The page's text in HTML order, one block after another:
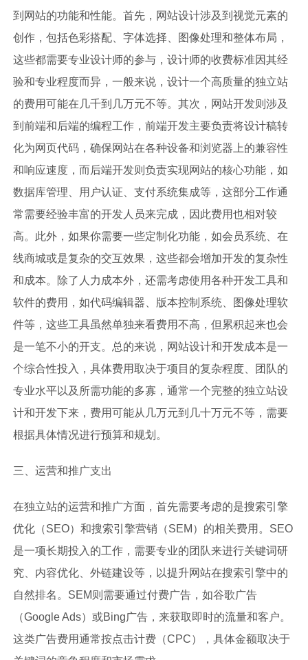
到网站的功能和性能。首先，网站设计涉及到视觉元素的
创作，包括色彩搭配、字体选择、图像处理和整体布局，
这些都需要专业设计师的参与，设计师的收费标准因其经
验和专业程度而异，一般来说，设计一个高质量的独立站
的费用可能在几千到几万元不等。其次，网站开发则涉及
到前端和后端的编程工作，前端开发主要负责将设计稿转
化为网页代码，确保网站在各种设备和浏览器上的兼容性
和响应速度，而后端开发则负责实现网站的核心功能，如
数据库管理、用户认证、支付系统集成等，这部分工作通
常需要经验丰富的开发人员来完成，因此费用也相对较
高。此外，如果你需要一些定制化功能，如会员系统、在
线商城或是复杂的交互效果，这些都会增加开发的复杂性
和成本。除了人力成本外，还需考虑使用各种开发工具和
软件的费用，如代码编辑器、版本控制系统、图像处理软
件等，这些工具虽然单独来看费用不高，但累积起来也会
是一笔不小的开支。总的来说，网站设计和开发成本是一
个综合性投入，具体费用取决于项目的复杂程度、团队的
专业水平以及所需功能的多寡，通常一个完整的独立站设
计和开发下来，费用可能从几万元到几十万元不等，需要
根据具体情况进行预算和规划。
三、运营和推广支出
在独立站的运营和推广方面，首先需要考虑的是搜索引擎
优化（SEO）和搜索引擎营销（SEM）的相关费用。SEO
是一项长期投入的工作，需要专业的团队来进行关键词研
究、内容优化、外链建设等，以提升网站在搜索引擎中的
自然排名。SEM则需要通过付费广告，如谷歌广告
（Google Ads）或Bing广告，来获取即时的流量和客户。
这类广告费用通常按点击计费（CPC），具体金额取决于